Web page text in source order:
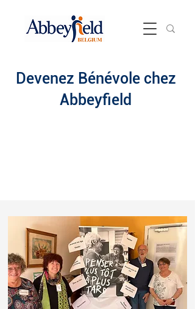
Devenez Bénévole chez
Abbeyfield